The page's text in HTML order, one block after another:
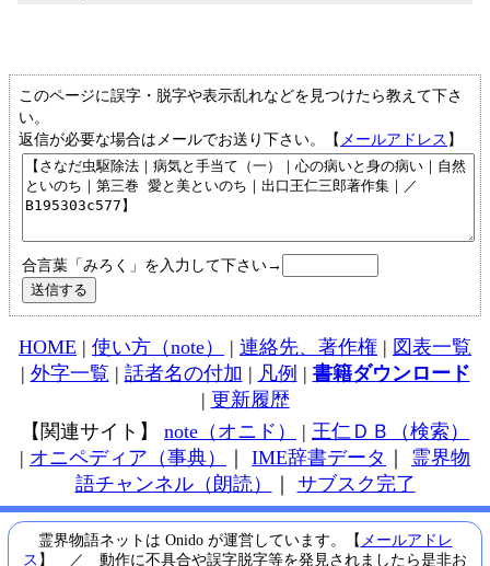
このページに誤字・脱字や表示乱れなどを見つけたら教えて下さ
い。
返信が必要な場合はメールでお送り下さい。【 メールアドレス 】
合言葉「みろく」を入力して下さい→
HOME | 使い方（note） | 連絡先、著作権 | 図表一覧
| 外字一覧 | 話者名の付加 | 凡例 | 書籍ダウンロード
| 更新履歴
【関連サイト】 note（オニド） | 王仁ＤＢ（検索）
| オニペディア（事典） IME辞書データ
霊界物
語チャンネル（朗読）
サブスク完了
霊界物語ネットは Onido が運営しています。【 メールアドレ
ス 】 ／ 動作に不具合や誤字脱字等を発見されましたら是非お